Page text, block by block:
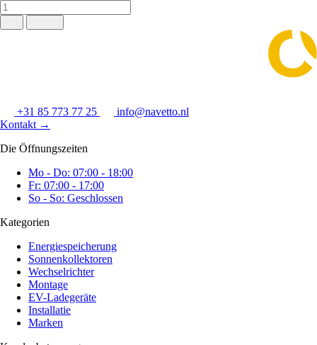
+31 85 773 77 25
info@navetto.nl
Kontakt →
Die Öffnungszeiten
Mo - Do: 07:00 - 18:00
Fr: 07:00 - 17:00
So - So: Geschlossen
Kategorien
Energiespeicherung
Sonnenkollektoren
Wechselrichter
Montage
EV-Ladegeräte
Installatie
Marken